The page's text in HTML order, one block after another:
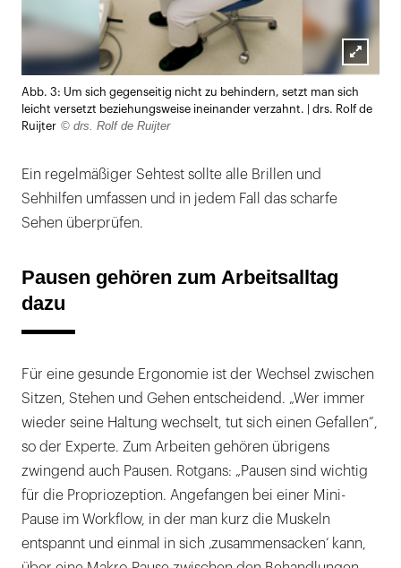
öffnen
Abb. 3: Um sich gegenseitig nicht zu behindern, setzt man sich
leicht versetzt beziehungsweise ineinander verzahnt. | drs. Rolf de
Ruijter © drs. Rolf de Ruijter
Ein regelmäßiger Sehtest sollte alle Brillen und
Sehhilfen umfassen und in jedem Fall das scharfe
Sehen überprüfen.
Pausen gehören zum Arbeitsalltag
dazu
Für eine gesunde Ergonomie ist der Wechsel zwischen
Sitzen, Stehen und Gehen entscheidend. „Wer immer
wieder seine Haltung wechselt, tut sich einen Gefallen“,
so der Experte. Zum Arbeiten gehören übrigens
zwingend auch Pausen. Rotgans: „Pausen sind wichtig
für die Propriozeption. Angefangen bei einer Mini-
Pause im Workflow, in der man kurz die Muskeln
entspannt und einmal in sich ‚zusammensacken‘ kann,